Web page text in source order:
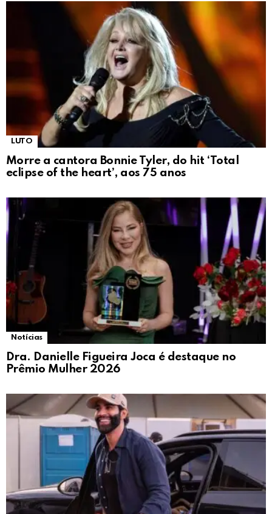
LUTO
Morre a cantora Bonnie Tyler, do hit ‘Total
eclipse of the heart’, aos 75 anos
Notícias
Dra. Danielle Figueira Joca é destaque no
Prêmio Mulher 2026